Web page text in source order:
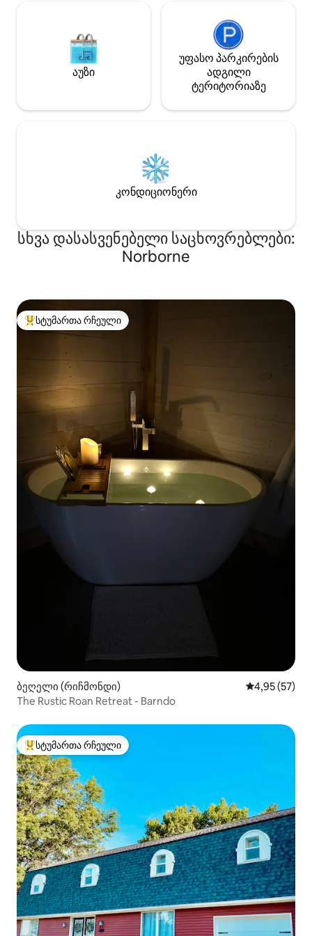
აუზი
უფასო პარკირების
ადგილი
ტერიტორიაზე
კონდიციონერი
სხვა დასასვენებელი საცხოვრებლები:
Norborne
სტუმართა რჩეული მოწინავე ვარიანტი
სტუმართა რჩეული
ბეღელი (რიჩმონდი) საშუალო
4,95 (57)
The Rustic Roan Retreat - Barndo
სტუმართა რჩეული მოწინავე ვარიანტი
სტუმართა რჩეული